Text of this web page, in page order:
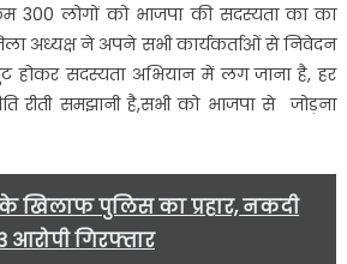
300 लोगों को भाजपा की सदस्यता का का
अध्यक्ष ने अपने सभी कार्यकर्ताओं से निवेदन
सदस्यता अभियान में लग जाना है, हर
रीती समझानी है,सभी को भाजपा से जोड़ना
खिलाफ पुलिस का प्रहार, नकदी
गिरफ्तार